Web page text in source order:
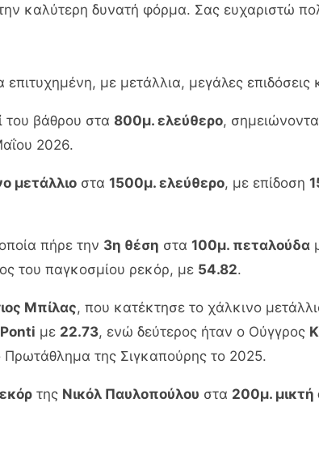
καλύτερη δυνατή φόρμα. Σας ευχαριστώ
με μετάλλια, μεγάλες
του βάθρου στα 800μ. ελεύθερο,
2026.
μετάλλιο στα 1500μ. ελεύθερο, με επίδοση
πήρε την 3η θέση στα 100μ. πεταλούδα
του παγκοσμίου ρεκόρ, με 54.82.
Μπίλας, που κατέκτησε το χάλκινο
με 22.73, ενώ δεύτερος ήταν ο Ούγγρος
της Σιγκαπούρης το 2025.
της Νικόλ Παυλοπούλου στα 200μ. μικτή